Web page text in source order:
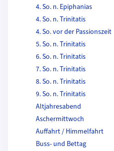
4. So. n. Epiphanias
4. So. n. Trinitatis
4. So. vor der Passionszeit
5. So. n. Trinitatis
6. So. n. Trinitatis
7. So. n. Trinitatis
8. So. n. Trinitatis
9. So. n. Trinitatis
Altjahresabend
Aschermittwoch
Auffahrt / Himmelfahrt
Buss- und Bettag